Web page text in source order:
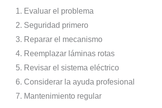
Evaluar el problema
Seguridad primero
Reparar el mecanismo
Reemplazar láminas rotas
Revisar el sistema eléctrico
Considerar la ayuda profesional
Mantenimiento regular